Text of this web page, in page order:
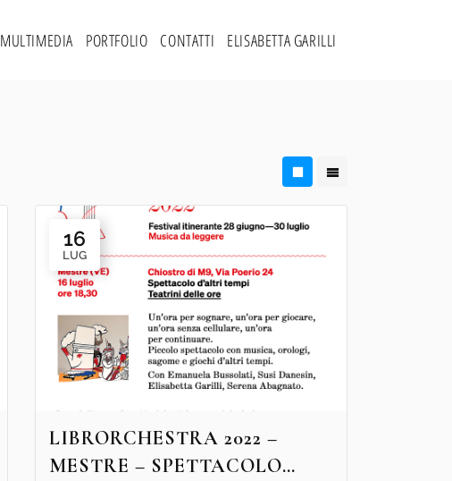
MULTIMEDIA PORTFOLIO CONTATTI ELISABETTA GARILLI
16
LUG
LIBRORCHESTRA 2022 –
MESTRE – SPETTACOLO